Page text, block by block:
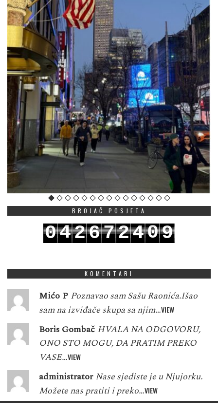
BROJAČ POSJETA
042672409
KOMENTARI
Mićo P Poznavao sam Sašu Raonića.Išao
sam na izviđače skupa sa njim…VIEW
Boris Gombač HVALA NA ODGOVORU,
ONO STO MOGU, DA PRATIM PREKO
VASE…VIEW
administrator Nase sjediste je u Njujorku.
Možete nas pratiti i preko…VIEW